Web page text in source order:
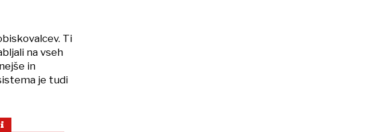
Ti
na vseh
in
je tudi